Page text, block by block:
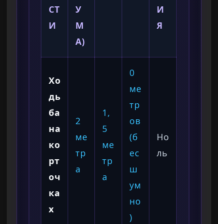
СТ
И
У
М
А)
И
Я
Хо
дь
ба
на
ко
рт
оч
ка
х
2
ме
тр
а
1,
5
ме
тр
а
0
ме
тр
ов
(б
ес
ш
ум
но
)
Но
ль